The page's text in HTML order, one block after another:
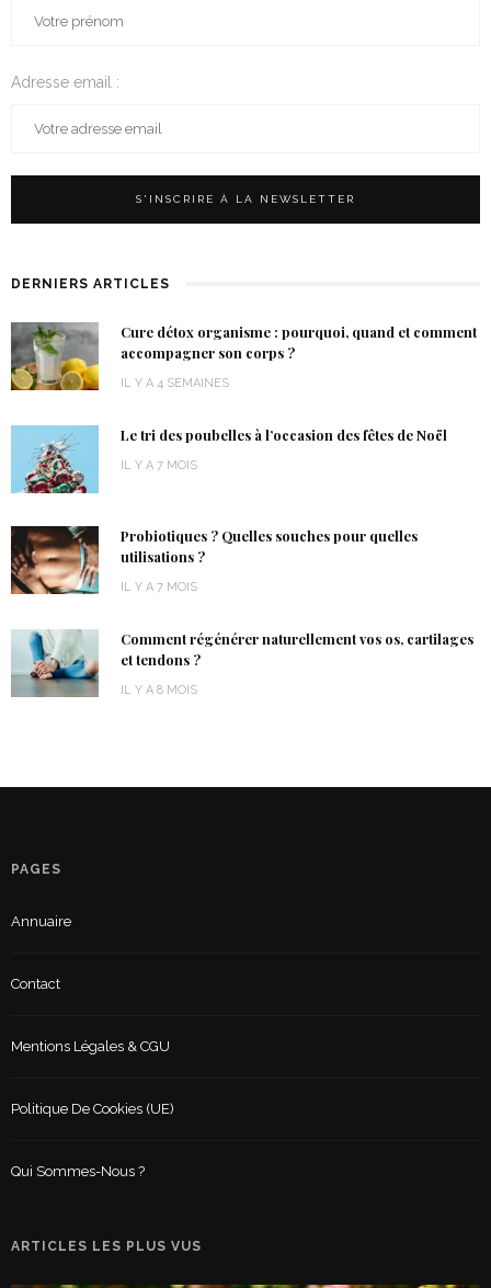
Adresse email :
DERNIERS ARTICLES
Cure détox organisme : pourquoi, quand et comment
accompagner son corps ?
IL Y A 4 SEMAINES
Le tri des poubelles à l’occasion des fêtes de Noël
IL Y A 7 MOIS
Probiotiques ? Quelles souches pour quelles
utilisations ?
IL Y A 7 MOIS
Comment régénérer naturellement vos os, cartilages
et tendons ?
IL Y A 8 MOIS
PAGES
Annuaire
Contact
Mentions Légales & CGU
Politique De Cookies (UE)
Qui Sommes-Nous ?
ARTICLES LES PLUS VUS